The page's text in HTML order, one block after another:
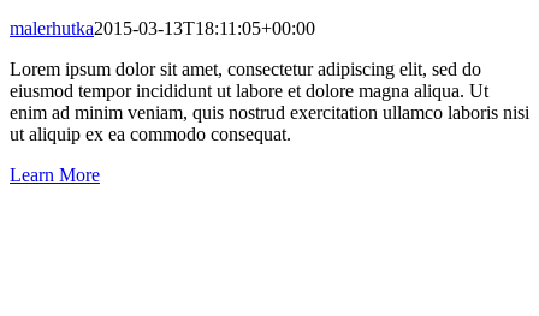
malerhutka2015-03-13T18:11:05+00:00
Lorem ipsum dolor sit amet, consectetur adipiscing elit, sed do
eiusmod tempor incididunt ut labore et dolore magna aliqua. Ut
enim ad minim veniam, quis nostrud exercitation ullamco laboris nisi
ut aliquip ex ea commodo consequat.
Learn More